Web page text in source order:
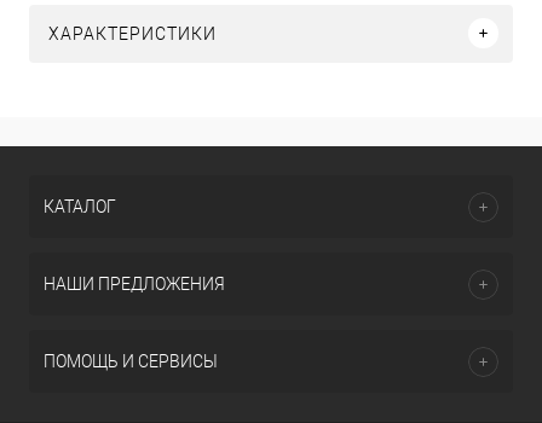
ХАРАКТЕРИСТИКИ
КАТАЛОГ
НАШИ ПРЕДЛОЖЕНИЯ
ПОМОЩЬ И СЕРВИСЫ